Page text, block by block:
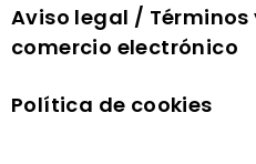
Aviso legal /
comercio electrónico
Política de cookies